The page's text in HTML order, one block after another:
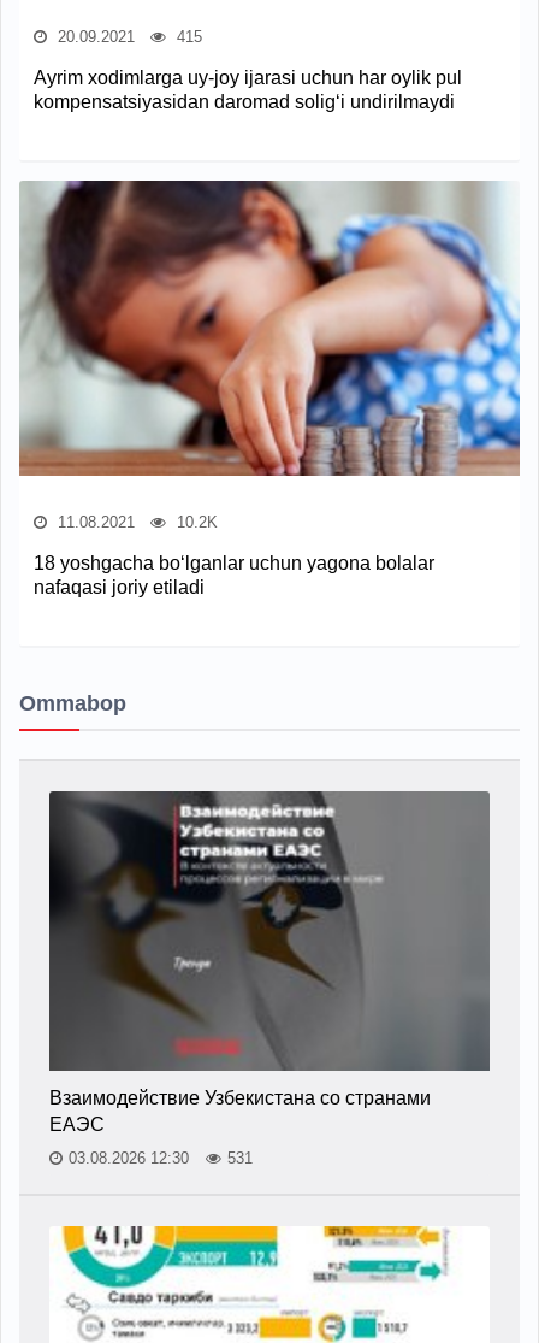
20.09.2021 415
Ayrim xodimlarga uy-joy ijarasi uchun har oylik pul
kompensatsiyasidan daromad solig‘i undirilmaydi
11.08.2021 10.2K
18 yoshgacha bo‘lganlar uchun yagona bolalar
nafaqasi joriy etiladi
Ommabop
Взаимодействие Узбекистана со странами
ЕАЭС
03.08.2026 12:30 531